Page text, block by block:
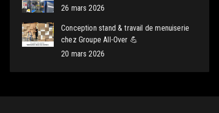
26 mars 2026
Conception stand & travail de menuiserie
chez Groupe All-Over 💪
20 mars 2026